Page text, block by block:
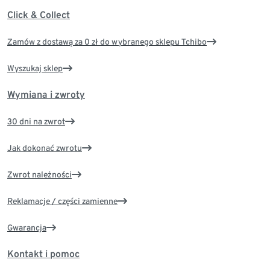
Click & Collect
Zamów z dostawą za 0 zł do wybranego sklepu Tchibo
Wyszukaj sklep
Wymiana i zwroty
30 dni na zwrot
Jak dokonać zwrotu
Zwrot należności
Reklamacje / części zamienne
Gwarancja
Kontakt i pomoc